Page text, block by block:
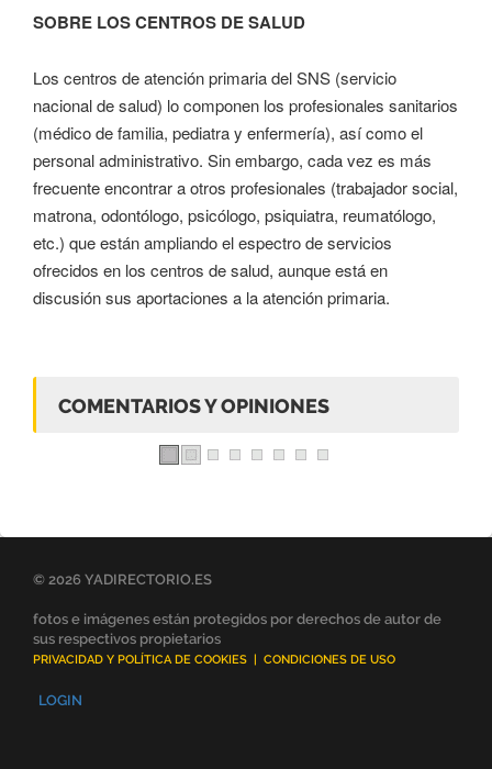
SOBRE LOS CENTROS DE SALUD
Los centros de atención primaria del SNS (servicio
nacional de salud) lo componen los profesionales sanitarios
(médico de familia, pediatra y enfermería), así como el
personal administrativo. Sin embargo, cada vez es más
frecuente encontrar a otros profesionales (trabajador social,
matrona, odontólogo, psicólogo, psiquiatra, reumatólogo,
etc.) que están ampliando el espectro de servicios
ofrecidos en los centros de salud, aunque está en
discusión sus aportaciones a la atención primaria.
COMENTARIOS Y OPINIONES
© 2026 YADIRECTORIO.ES
fotos e imágenes están protegidos por derechos de autor de
sus respectivos propietarios
PRIVACIDAD Y POLÍTICA DE COOKIES | CONDICIONES DE USO
LOGIN